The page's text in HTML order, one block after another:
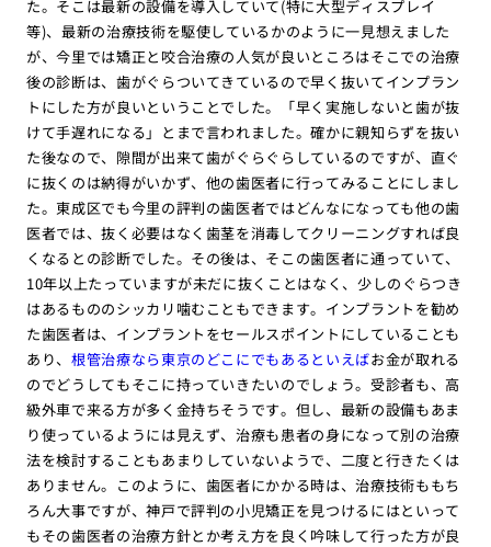
た。そこは最新の設備を導入していて(特に大型ディスプレイ
等)、最新の治療技術を駆使しているかのように一見想えました
が、今里では矯正と咬合治療の人気が良いところはそこでの治療
後の診断は、歯がぐらついてきているので早く抜いてインプラン
トにした方が良いということでした。「早く実施しないと歯が抜
けて手遅れになる」とまで言われました。確かに親知らずを抜い
た後なので、隙間が出来て歯がぐらぐらしているのですが、直ぐ
に抜くのは納得がいかず、他の歯医者に行ってみることにしまし
た。東成区でも今里の評判の歯医者ではどんなになっても他の歯
医者では、抜く必要はなく歯茎を消毒してクリーニングすれば良
くなるとの診断でした。その後は、そこの歯医者に通っていて、
10年以上たっていますが未だに抜くことはなく、少しのぐらつき
はあるもののシッカリ噛むこともできます。インプラントを勧め
た歯医者は、インプラントをセールスポイントにしていることも
あり、 根管治療なら東京のどこにでもあるといえばお金が取れる
のでどうしてもそこに持っていきたいのでしょう。受診者も、高
級外車で来る方が多く金持ちそうです。但し、最新の設備もあま
り使っているようには見えず、治療も患者の身になって別の治療
法を検討することもあまりしていないようで、二度と行きたくは
ありません。このように、歯医者にかかる時は、治療技術ももち
ろん大事ですが、神戸で評判の小児矯正を見つけるにはといって
もその歯医者の治療方針とか考え方を良く吟味して行った方が良